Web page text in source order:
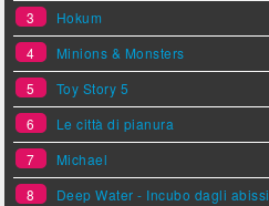
3
Hokum
4
Minions & Monsters
5
Toy Story 5
6
Le città di pianura
7
Michael
8
Deep Water - Incubo dagli abissi